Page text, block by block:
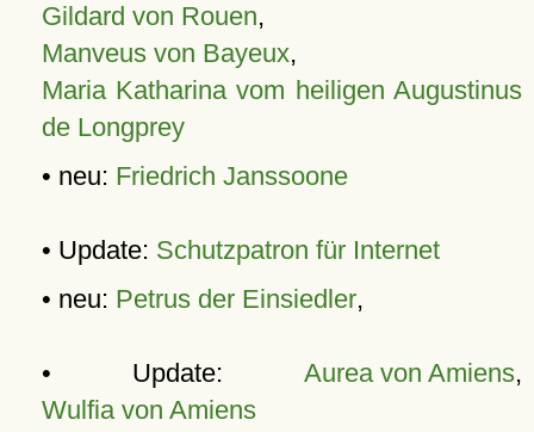
Gildard von Rouen,
Manveus von Bayeux,
Maria Katharina vom heiligen Augustinus
de Longprey
• neu: Friedrich Janssoone
• Update: Schutzpatron für Internet
• neu: Petrus der Einsiedler,
• Update: Aurea von Amiens,
Wulfia von Amiens